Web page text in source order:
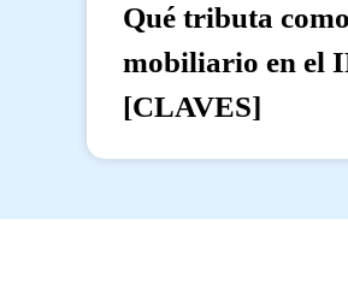
Qué tributa
mobiliario en el
[CLAVES]